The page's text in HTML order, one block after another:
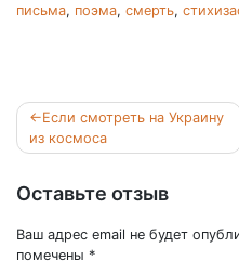
письма, поэма, смерть,
Навигация
по
Если смотреть на Украину
из космоса
Оставьте отзыв
Ваш адрес email не будет
помечены *